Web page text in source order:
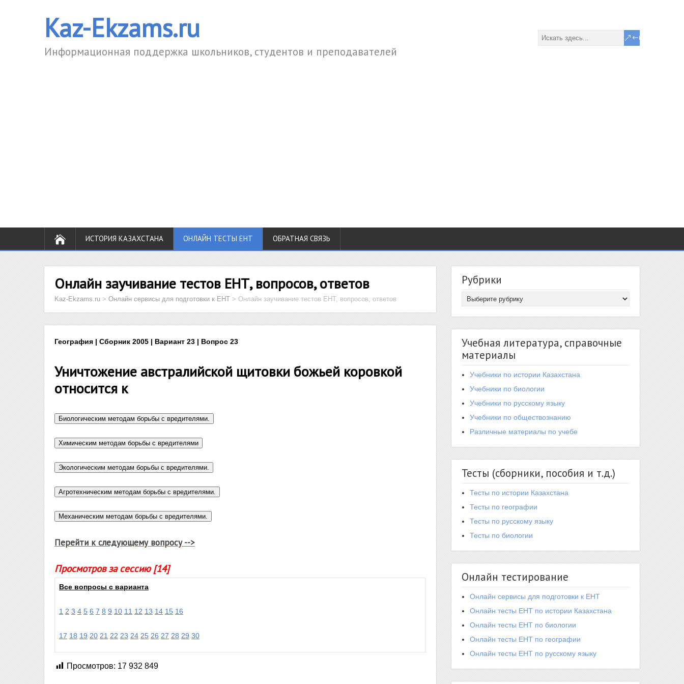
Kaz-Ekzams.ru
Информационная поддержка школьников, студентов и преподавателей
ИСТОРИЯ КАЗАХСТАНА ОНЛАЙН ТЕСТЫ ЕНТ ОБРАТНАЯ СВЯЗЬ
Онлайн заучивание тестов ЕНТ, вопросов, ответов
Kaz-Ekzams.ru > Онлайн сервисы для подготовки к ЕНТ > Онлайн заучивание тестов ЕНТ, вопросов, ответов
География | Сборник 2005 | Вариант 23 | Вопрос 23
Уничтожение австралийской щитовки божьей коровкой
относится к
Перейти к следующему вопросу -->
Просмотров за сессию [14]
Все вопросы с варианта
1 2 3 4 5 6 7 8 9 10 11 12 13 14 15 16
17 18 19 20 21 22 23 24 25 26 27 28 29 30
Просмотров: 17 932 849
Рубрики
Учебная литература, справочные
материалы
Учебники по истории Казахстана
Учебники по биологии
Учебники по русскому языку
Учебники по обществознанию
Различные материалы по учебе
Тесты (сборники, пособия и т.д.)
Тесты по истории Казахстана
Тесты по географии
Тесты по русскому языку
Тесты по биологии
Онлайн тестирование
Онлайн сервисы для подготовки к ЕНТ
Онлайн тесты ЕНТ по истории Казахстана
Онлайн тесты ЕНТ по биологии
Онлайн тесты ЕНТ по географии
Онлайн тесты ЕНТ по русскому языку